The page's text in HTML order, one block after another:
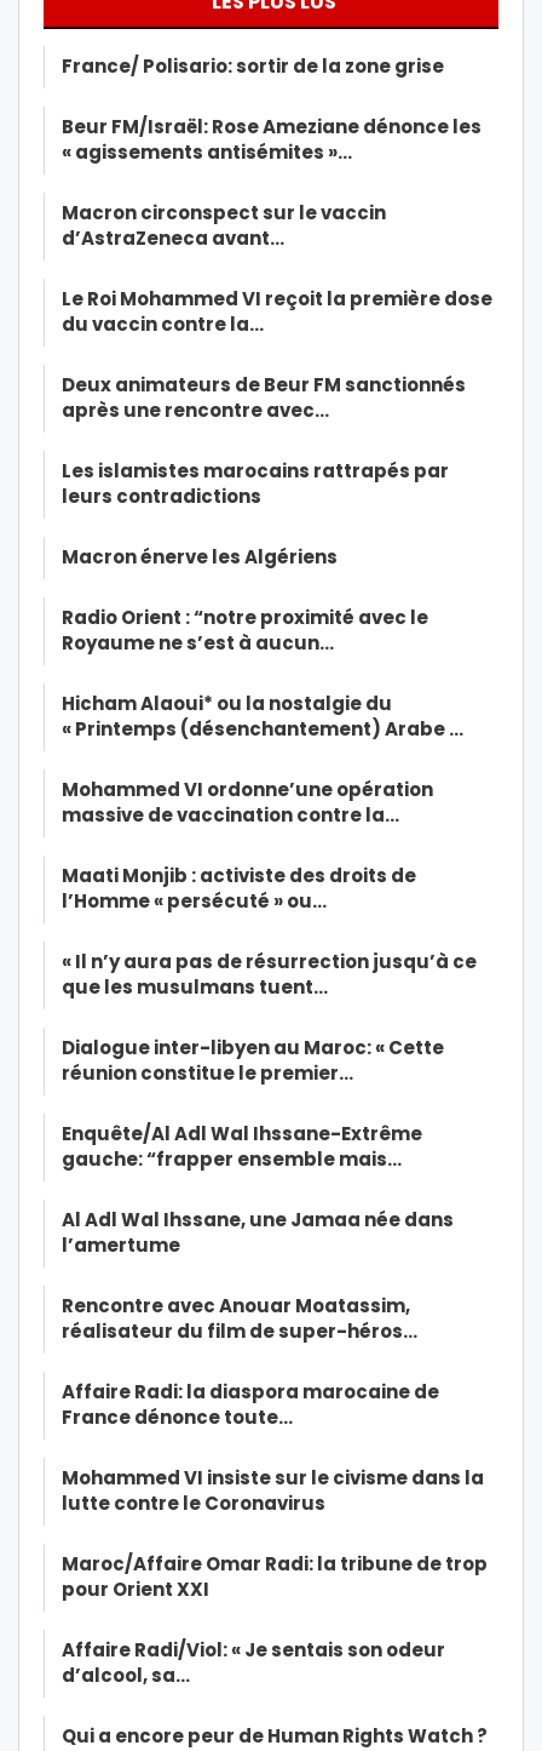
France/ Polisario: sortir de la zone grise
Beur FM/Israël: Rose Ameziane dénonce les
« agissements antisémites »…
Macron circonspect sur le vaccin
d’AstraZeneca avant…
Le Roi Mohammed VI reçoit la première dose
du vaccin contre la…
Deux animateurs de Beur FM sanctionnés
après une rencontre avec…
Les islamistes marocains rattrapés par
leurs contradictions
Macron énerve les Algériens
Radio Orient : “notre proximité avec le
Royaume ne s’est à aucun…
Hicham Alaoui* ou la nostalgie du
« Printemps (désenchantement) Arabe …
Mohammed VI ordonne’une opération
massive de vaccination contre la…
Maati Monjib : activiste des droits de
l’Homme « persécuté » ou…
« Il n’y aura pas de résurrection jusqu’à ce
que les musulmans tuent…
Dialogue inter-libyen au Maroc: « Cette
réunion constitue le premier…
Enquête/Al Adl Wal Ihssane-Extrême
gauche: “frapper ensemble mais…
Al Adl Wal Ihssane, une Jamaa née dans
l’amertume
Rencontre avec Anouar Moatassim,
réalisateur du film de super-héros…
Affaire Radi: la diaspora marocaine de
France dénonce toute…
Mohammed VI insiste sur le civisme dans la
lutte contre le Coronavirus
Maroc/Affaire Omar Radi: la tribune de trop
pour Orient XXI
Affaire Radi/Viol: « Je sentais son odeur
d’alcool, sa…
Qui a encore peur de Human Rights Watch ?